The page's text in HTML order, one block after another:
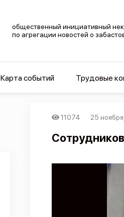
общественный инициативный
по агрегации новостей о
Карта событий Трудовые
11074 25